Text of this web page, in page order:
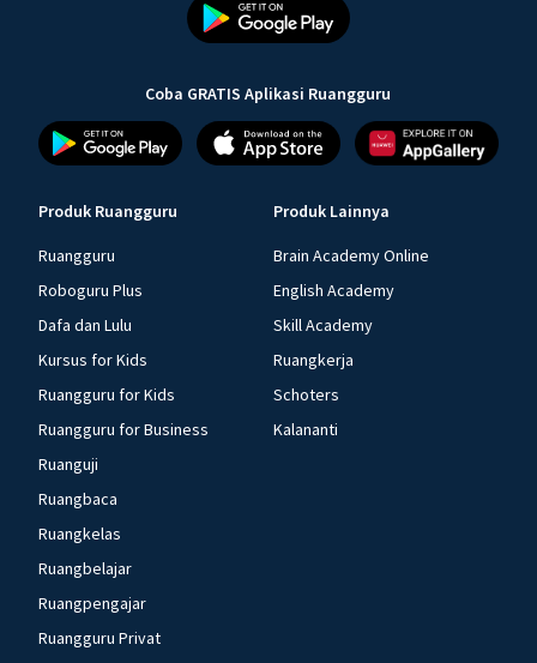
Coba GRATIS Aplikasi Ruangguru
Produk Ruangguru
Ruangguru
Roboguru Plus
Dafa dan Lulu
Kursus for Kids
Ruangguru for Kids
Ruangguru for Business
Ruanguji
Ruangbaca
Ruangkelas
Ruangbelajar
Ruangpengajar
Ruangguru Privat
Produk Lainnya
Brain Academy Online
English Academy
Skill Academy
Ruangkerja
Schoters
Kalananti